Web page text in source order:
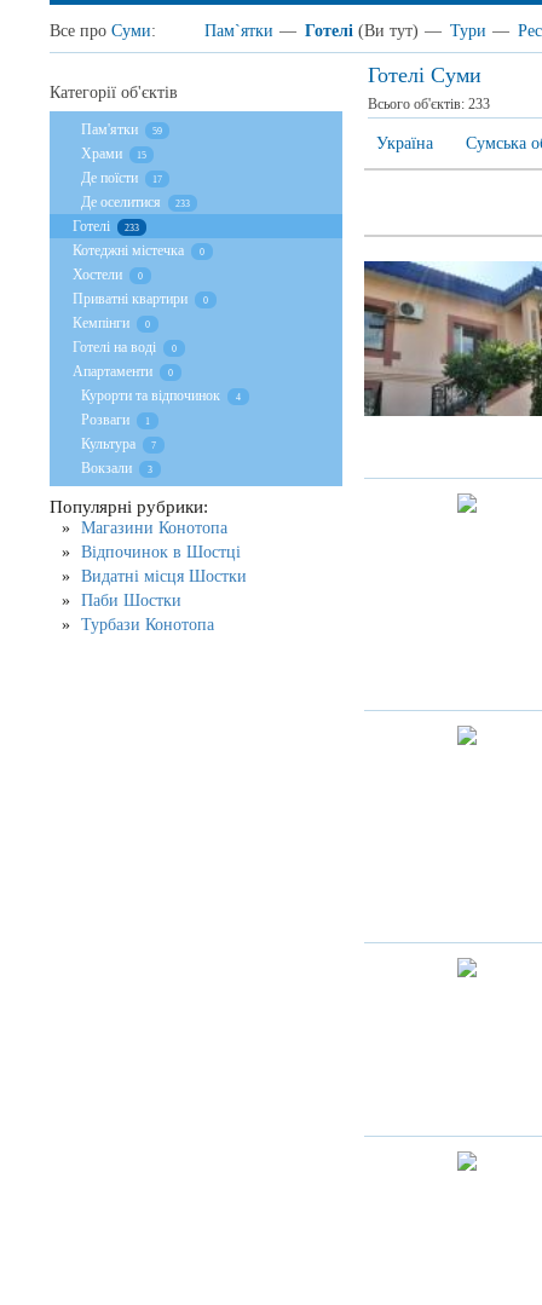
Все про Суми: Пам`ятки — Готелі (Ви тут) — Тури —
Готелі Суми
Всього об'єктів: 233
Україна Сумська
Категорії об'єктів
Пам'ятки 59
Храми 15
Де поїсти 17
Де оселитися 233
Готелі 233
Котеджні містечка 0
Хостели 0
Приватні квартири 0
Кемпінги 0
Готелі на воді 0
Апартаменти 0
Курорти та відпочинок 4
Розваги 1
Культура 7
Вокзали 3
Популярні рубрики:
Магазини Конотопа
Відпочинок в Шостці
Видатні місця Шостки
Паби Шостки
Турбази Конотопа